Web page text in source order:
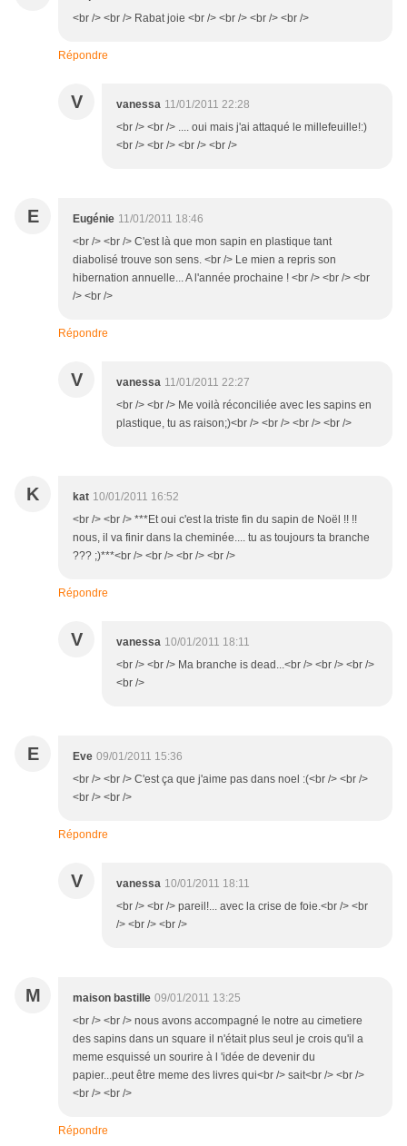
<br /> <br /> Rabat joie <br /> <br /> <br /> <br />
Répondre
V vanessa 11/01/2011 22:28
<br /> <br /> .... oui mais j'ai attaqué le millefeuille!:)
<br /> <br /> <br /> <br />
E Eugénie 11/01/2011 18:46
<br /> <br /> C'est là que mon sapin en plastique tant
diabolisé trouve son sens. <br /> Le mien a repris son
hibernation annuelle... A l'année prochaine ! <br /> <br /> <br
/> <br />
Répondre
V vanessa 11/01/2011 22:27
<br /> <br /> Me voilà réconciliée avec les sapins en
plastique, tu as raison;)<br /> <br /> <br /> <br />
K kat 10/01/2011 16:52
<br /> <br /> ***Et oui c'est la triste fin du sapin de Noël !! !!
nous, il va finir dans la cheminée.... tu as toujours ta branche
??? ;)***<br /> <br /> <br /> <br />
Répondre
V vanessa 10/01/2011 18:11
<br /> <br /> Ma branche is dead...<br /> <br /> <br />
<br />
E Eve 09/01/2011 15:36
<br /> <br /> C'est ça que j'aime pas dans noel :(<br /> <br />
<br /> <br />
Répondre
V vanessa 10/01/2011 18:11
<br /> <br /> pareil!... avec la crise de foie.<br /> <br
/> <br /> <br />
M maison bastille 09/01/2011 13:25
<br /> <br /> nous avons accompagné le notre au cimetiere
des sapins dans un square il n'était plus seul je crois qu'il a
meme esquissé un sourire à l 'idée de devenir du
papier...peut être meme des livres qui<br /> sait<br /> <br />
<br /> <br />
Répondre